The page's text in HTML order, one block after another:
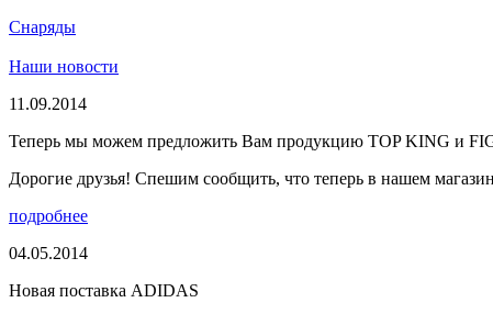
Снаряды
Наши новости
11.09.2014
Теперь мы можем предложить Вам продукцию TOP KING и
Дорогие друзья! Спешим сообщить, что теперь в нашем
подробнее
04.05.2014
Новая поставка ADIDAS